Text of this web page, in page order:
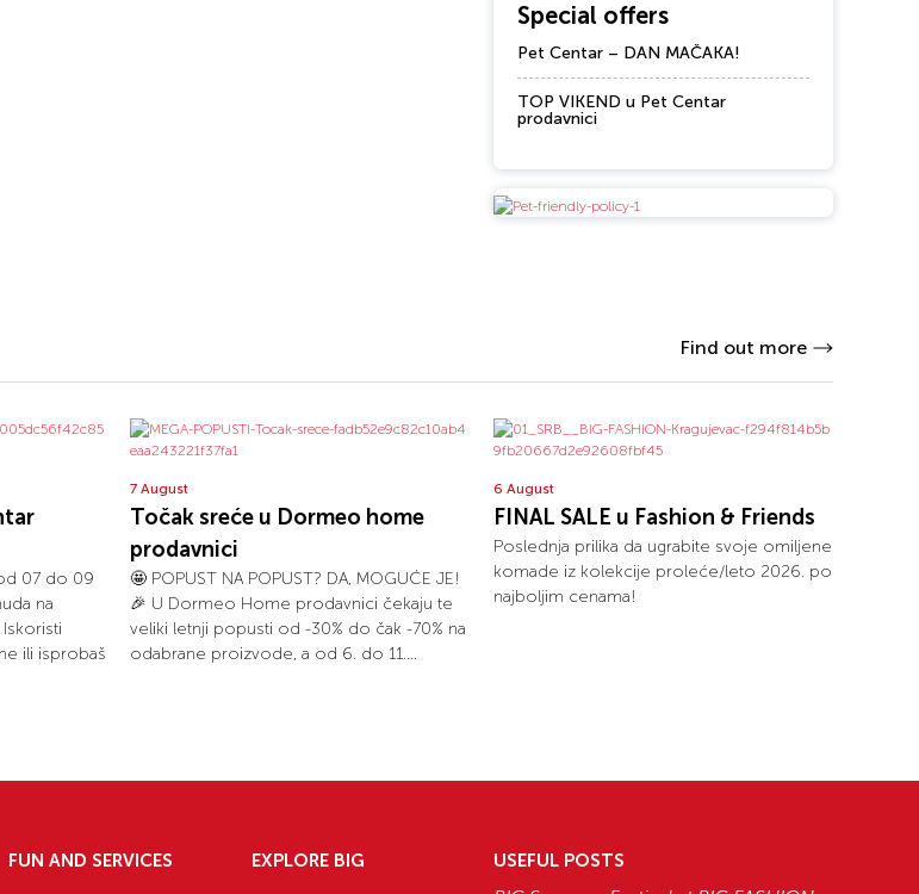
Special offers
Pet Centar – DAN MAČAKA!
TOP VIKEND u Pet Centar
prodavnici
Find out more
07 do 09
na
ili isprobaš
7 August
Točak sreće u Dormeo home
prodavnici
🤩 POPUST NA POPUST? DA, MOGUĆE JE!
🎉 U Dormeo Home prodavnici čekaju te
veliki letnji popusti od -30% do čak -70% na
odabrane proizvode, a od 6. do 11....
6 August
FINAL SALE u Fashion & Friends
Poslednja prilika da ugrabite svoje omiljene
komade iz kolekcije proleće/leto 2026. po
najboljim cenama!
FUN AND SERVICES EXPLORE BIG USEFUL POSTS